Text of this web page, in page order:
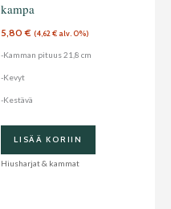
kampa
5,80€ (4,62 € alv. 0%)
-Kamman pituus 21,8 cm
-Kevyt
-Kestävä
LISÄÄ KORIIN
Hiusharjat & kammat